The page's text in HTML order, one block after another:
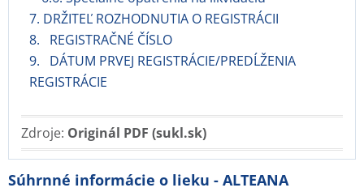
7. DRŽITEĽ ROZHODNUTIA O REGISTRÁCII
8. REGISTRAČNÉ ČÍSLO
9. DÁTUM PRVEJ REGISTRÁCIE/PREDĹŽENIA
REGISTRÁCIE
Zdroje: Originál PDF (sukl.sk)
Súhrnné informácie o lieku - ALTEANA